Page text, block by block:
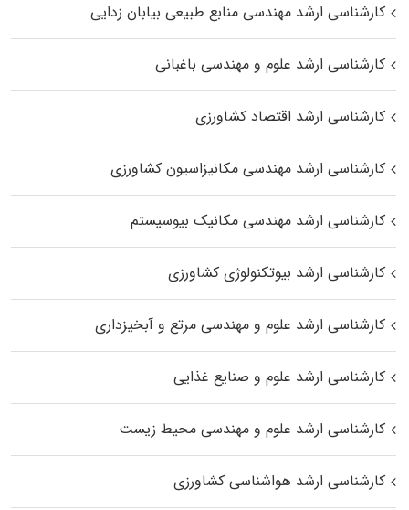
کارشناسی ارشد مهندسی منابع طبیعی بیابان زدایی
کارشناسی ارشد علوم و مهندسی باغبانی
کارشناسی ارشد اقتصاد کشاورزی
کارشناسی ارشد مهندسی مکانیزاسیون کشاورزی
کارشناسی ارشد مهندسی مکانیک بیوسیستم
کارشناسی ارشد بیوتکنولوژی کشاورزی
کارشناسی ارشد علوم و مهندسی مرتع و آبخیزداری
کارشناسی ارشد علوم و صنایع غذایی
کارشناسی ارشد علوم و مهندسی محیط زیست
کارشناسی ارشد هواشناسی کشاورزی